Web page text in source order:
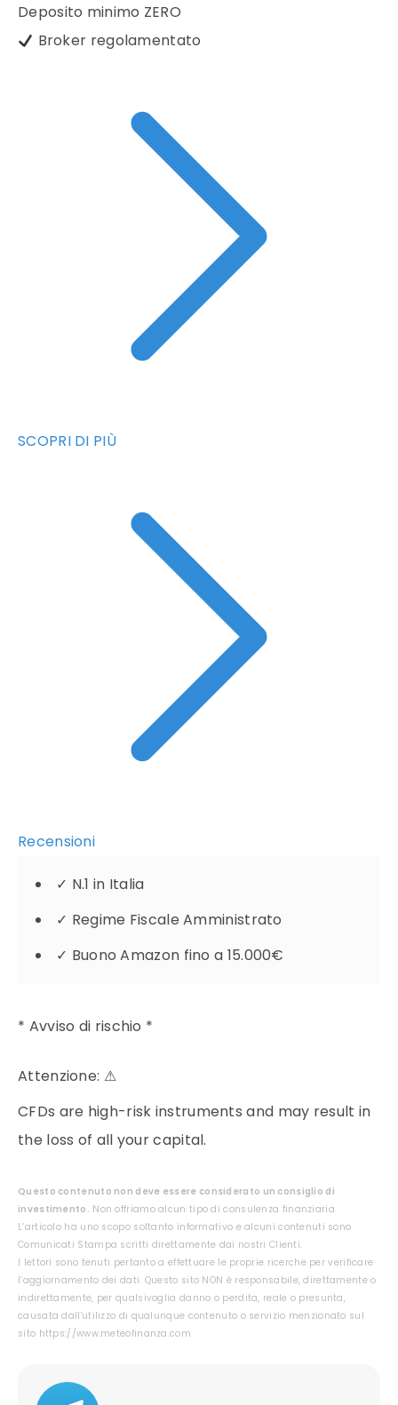
Deposito minimo ZERO
Broker regolamentato
SCOPRI DI PIÙ
Recensioni
✓ N.1 in Italia
✓ Regime Fiscale Amministrato
✓ Buono Amazon fino a 15.000€
* Avviso di rischio *
Attenzione: ⚠
CFDs are high-risk instruments and may result in
the loss of all your capital.
Questo contenuto non deve essere considerato un consiglio di
investimento. Non offriamo alcun tipo di consulenza finanziaria.
L’articolo ha uno scopo soltanto informativo e alcuni contenuti sono
Comunicati Stampa scritti direttamente dai nostri Clienti.
I lettori sono tenuti pertanto a effettuare le proprie ricerche per verificare
l’aggiornamento dei dati. Questo sito NON è responsabile, direttamente o
indirettamente, per qualsivoglia danno o perdita, reale o presunta,
causata dall'utilizzo di qualunque contenuto o servizio menzionato sul
sito https://www.meteofinanza.com.